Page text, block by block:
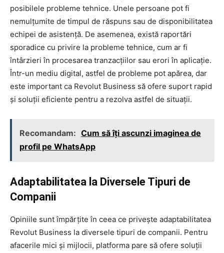
posibilele probleme tehnice. Unele persoane pot fi
nemulțumite de timpul de răspuns sau de disponibilitatea
echipei de asistență. De asemenea, există raportări
sporadice cu privire la probleme tehnice, cum ar fi
întârzieri în procesarea tranzacțiilor sau erori în aplicație.
Într-un mediu digital, astfel de probleme pot apărea, dar
este important ca Revolut Business să ofere suport rapid
și soluții eficiente pentru a rezolva astfel de situații.
Recomandam: Cum să îți ascunzi imaginea de
profil pe WhatsApp
Adaptabilitatea la Diversele Tipuri de
Companii
Opiniile sunt împărțite în ceea ce privește adaptabilitatea
Revolut Business la diversele tipuri de companii. Pentru
afacerile mici și mijlocii, platforma pare să ofere soluții